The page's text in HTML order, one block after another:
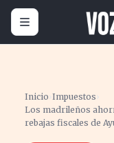
Inicio ›Impuestos ›
Los madrileños
rebajas fiscales de